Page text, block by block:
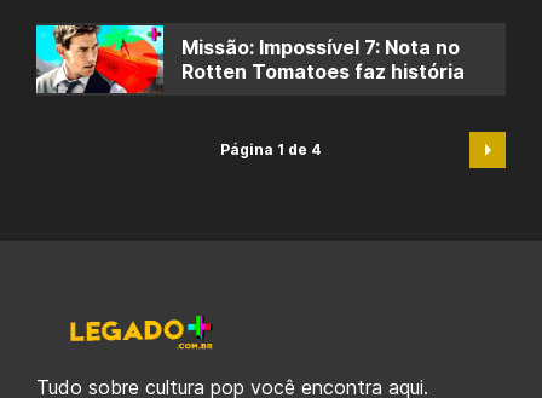
Missão: Impossível 7: Nota no
Rotten Tomatoes faz história
Página 1 de 4
Tudo sobre cultura pop você encontra aqui.